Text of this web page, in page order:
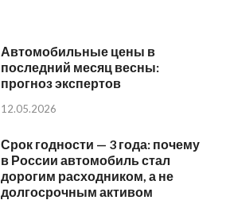
Автомобильные цены в
последний месяц весны:
прогноз экспертов
12.05.2026
Срок годности — 3 года: почему
в России автомобиль стал
дорогим расходником, а не
долгосрочным активом